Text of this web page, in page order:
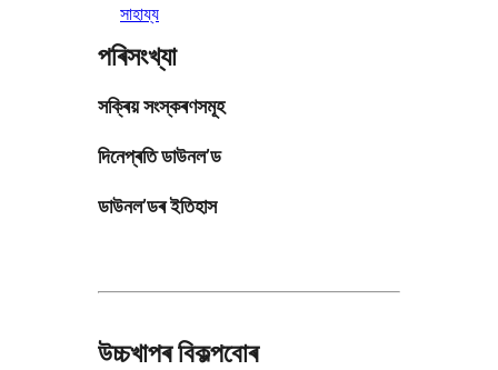
সাহায্য
পৰিসংখ্যা
সক্ৰিয় সংস্কৰণসমূহ
দিনেপ্ৰতি ডাউনল’ড
ডাউনল’ডৰ ইতিহাস
উচ্চখাপৰ বিকল্পবোৰ